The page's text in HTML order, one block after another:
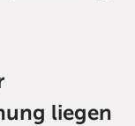
liegen